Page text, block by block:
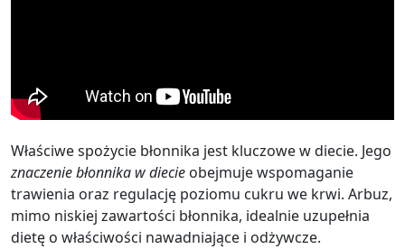
Właściwe spożycie błonnika jest kluczowe w diecie. Jego
znaczenie błonnika w diecie obejmuje wspomaganie
trawienia oraz regulację poziomu cukru we krwi. Arbuz,
mimo niskiej zawartości błonnika, idealnie uzupełnia
dietę o właściwości nawadniające i odżywcze.